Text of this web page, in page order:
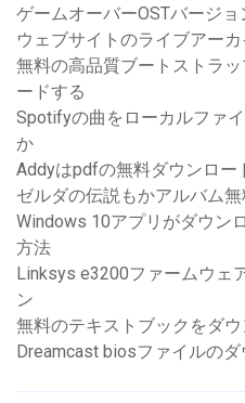
ゲームオーバーOSTバージ
ウェブサイトのライブアー
無料の高品質ブートストラ
ードする
Spotifyの曲をローカルファ
か
Addyはpdfの無料ダウンロー
ゼルダの伝説もかアルバム
Windows 10アプリがダウン
方法
Linksys e3200ファームウェ
ン
無料のテキストブックをダ
Dreamcast biosファイルの